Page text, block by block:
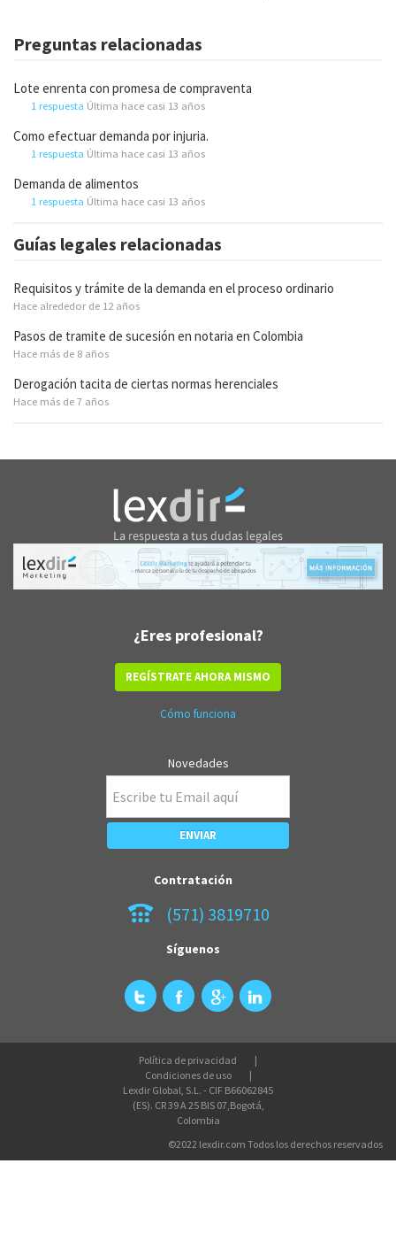
Preguntas relacionadas
Lote enrenta con promesa de compraventa
1 respuesta Última hace casi 13 años
Como efectuar demanda por injuria.
1 respuesta Última hace casi 13 años
Demanda de alimentos
1 respuesta Última hace casi 13 años
Guías legales relacionadas
Requisitos y trámite de la demanda en el proceso ordinario
Hace alrededor de 12 años
Pasos de tramite de sucesión en notaria en Colombia
Hace más de 8 años
Derogación tacita de ciertas normas herenciales
Hace más de 7 años
¿Eres profesional?
REGÍSTRATE AHORA MISMO
Cómo funciona
Novedades
Contratación
(571) 3819710
Síguenos
Política de privacidad
Condiciones de uso
Lexdir Global, S.L. - CIF B66062845
(ES). CR 39 A 25 BIS 07,Bogotá,
Colombia
©2022 lexdir.com Todos los derechos reservados